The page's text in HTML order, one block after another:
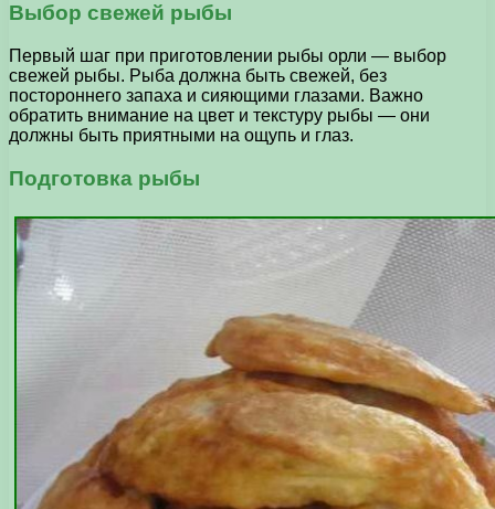
Выбор свежей рыбы
Первый шаг при приготовлении рыбы орли — выбор
свежей рыбы. Рыба должна быть свежей, без
постороннего запаха и сияющими глазами. Важно
обратить внимание на цвет и текстуру рыбы — они
должны быть приятными на ощупь и глаз.
Подготовка рыбы